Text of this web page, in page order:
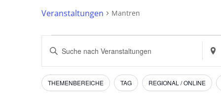
Veranstaltungen Mantren
Veranstaltungen
Suche
und
Bitte
Schlüsselwort
Suche
nach
Veranstaltungen
Schlüsselwort.
Suche
nach
Filter
Das
Ändern
THEMENBEREICHE TAG REGIONAL / ONLINE